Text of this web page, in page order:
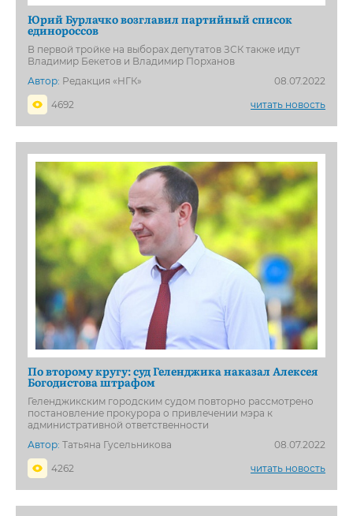
Юрий Бурлачко возглавил партийный список
единороссов
В первой тройке на выборах депутатов ЗСК также идут
Владимир Бекетов и Владимир Порханов
Автор: Редакция «НГК»
08.07.2022
4692
читать новость
По второму кругу: суд Геленджика наказал Алексея
Богодистова штрафом
Геленджикским городским судом повторно рассмотрено
постановление прокурора о привлечении мэра к
административной ответственности
Автор: Татьяна Гусельникова
08.07.2022
4262
читать новость